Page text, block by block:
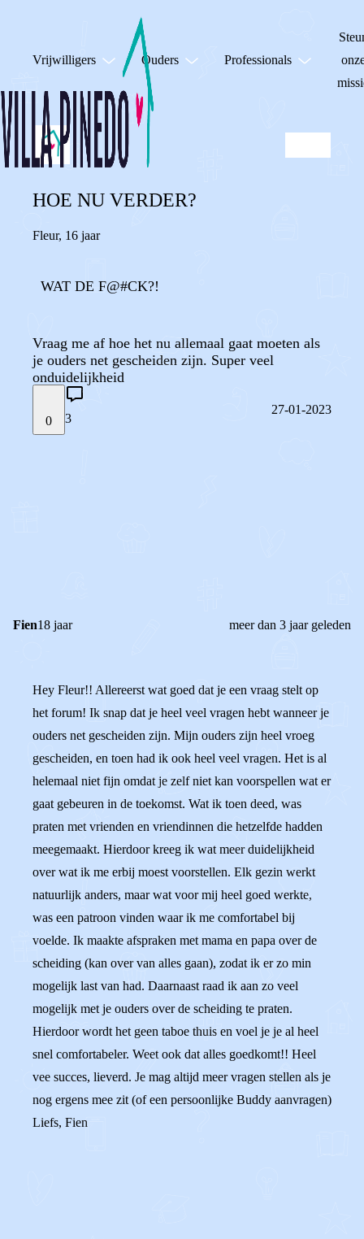
Vrijwilligers Ouders Professionals
HOE NU VERDER?
Fleur, 16 jaar
WAT DE F@#CK?!
Vraag me af hoe het nu allemaal gaat moeten als
je ouders net gescheiden zijn. Super veel
onduidelijkheid
0 3
27-01-2023
Fien18 jaar meer dan 3 jaar geleden
Hey Fleur!! Allereerst wat goed dat je een vraag stelt op
het forum! Ik snap dat je heel veel vragen hebt wanneer je
ouders net gescheiden zijn. Mijn ouders zijn heel vroeg
gescheiden, en toen had ik ook heel veel vragen. Het is al
helemaal niet fijn omdat je zelf niet kan voorspellen wat er
gaat gebeuren in de toekomst. Wat ik toen deed, was
praten met vrienden en vriendinnen die hetzelfde hadden
meegemaakt. Hierdoor kreeg ik wat meer duidelijkheid
over wat ik me erbij moest voorstellen. Elk gezin werkt
natuurlijk anders, maar wat voor mij heel goed werkte,
was een patroon vinden waar ik me comfortabel bij
voelde. Ik maakte afspraken met mama en papa over de
scheiding (kan over van alles gaan), zodat ik er zo min
mogelijk last van had. Daarnaast raad ik aan zo veel
mogelijk met je ouders over de scheiding te praten.
Hierdoor wordt het geen taboe thuis en voel je je al heel
snel comfortabeler. Weet ook dat alles goedkomt!! Heel
vee succes, lieverd. Je mag altijd meer vragen stellen als je
nog ergens mee zit (of een persoonlijke Buddy aanvragen)
Liefs, Fien